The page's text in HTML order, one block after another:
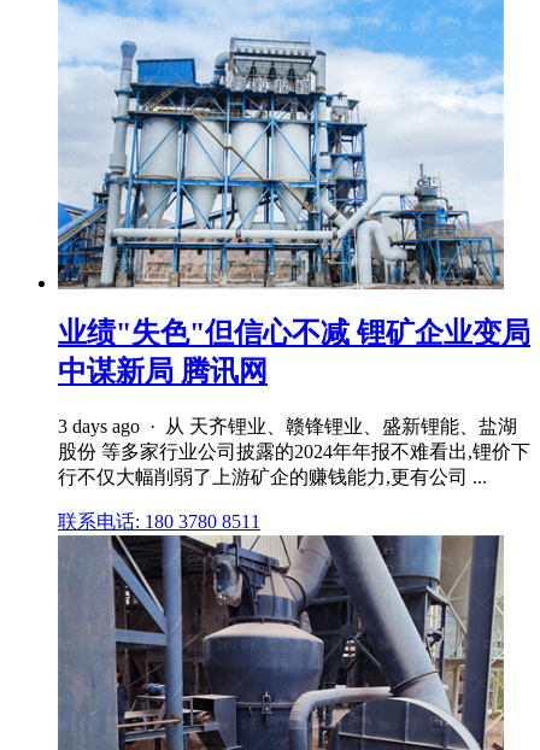
业绩"失色"但信心不减 锂矿企业变局
中谋新局 腾讯网
3 days ago · 从 天齐锂业、赣锋锂业、盛新锂能、盐湖
股份 等多家行业公司披露的2024年年报不难看出,锂价下
行不仅大幅削弱了上游矿企的赚钱能力,更有公司 ...
联系电话: 180 3780 8511